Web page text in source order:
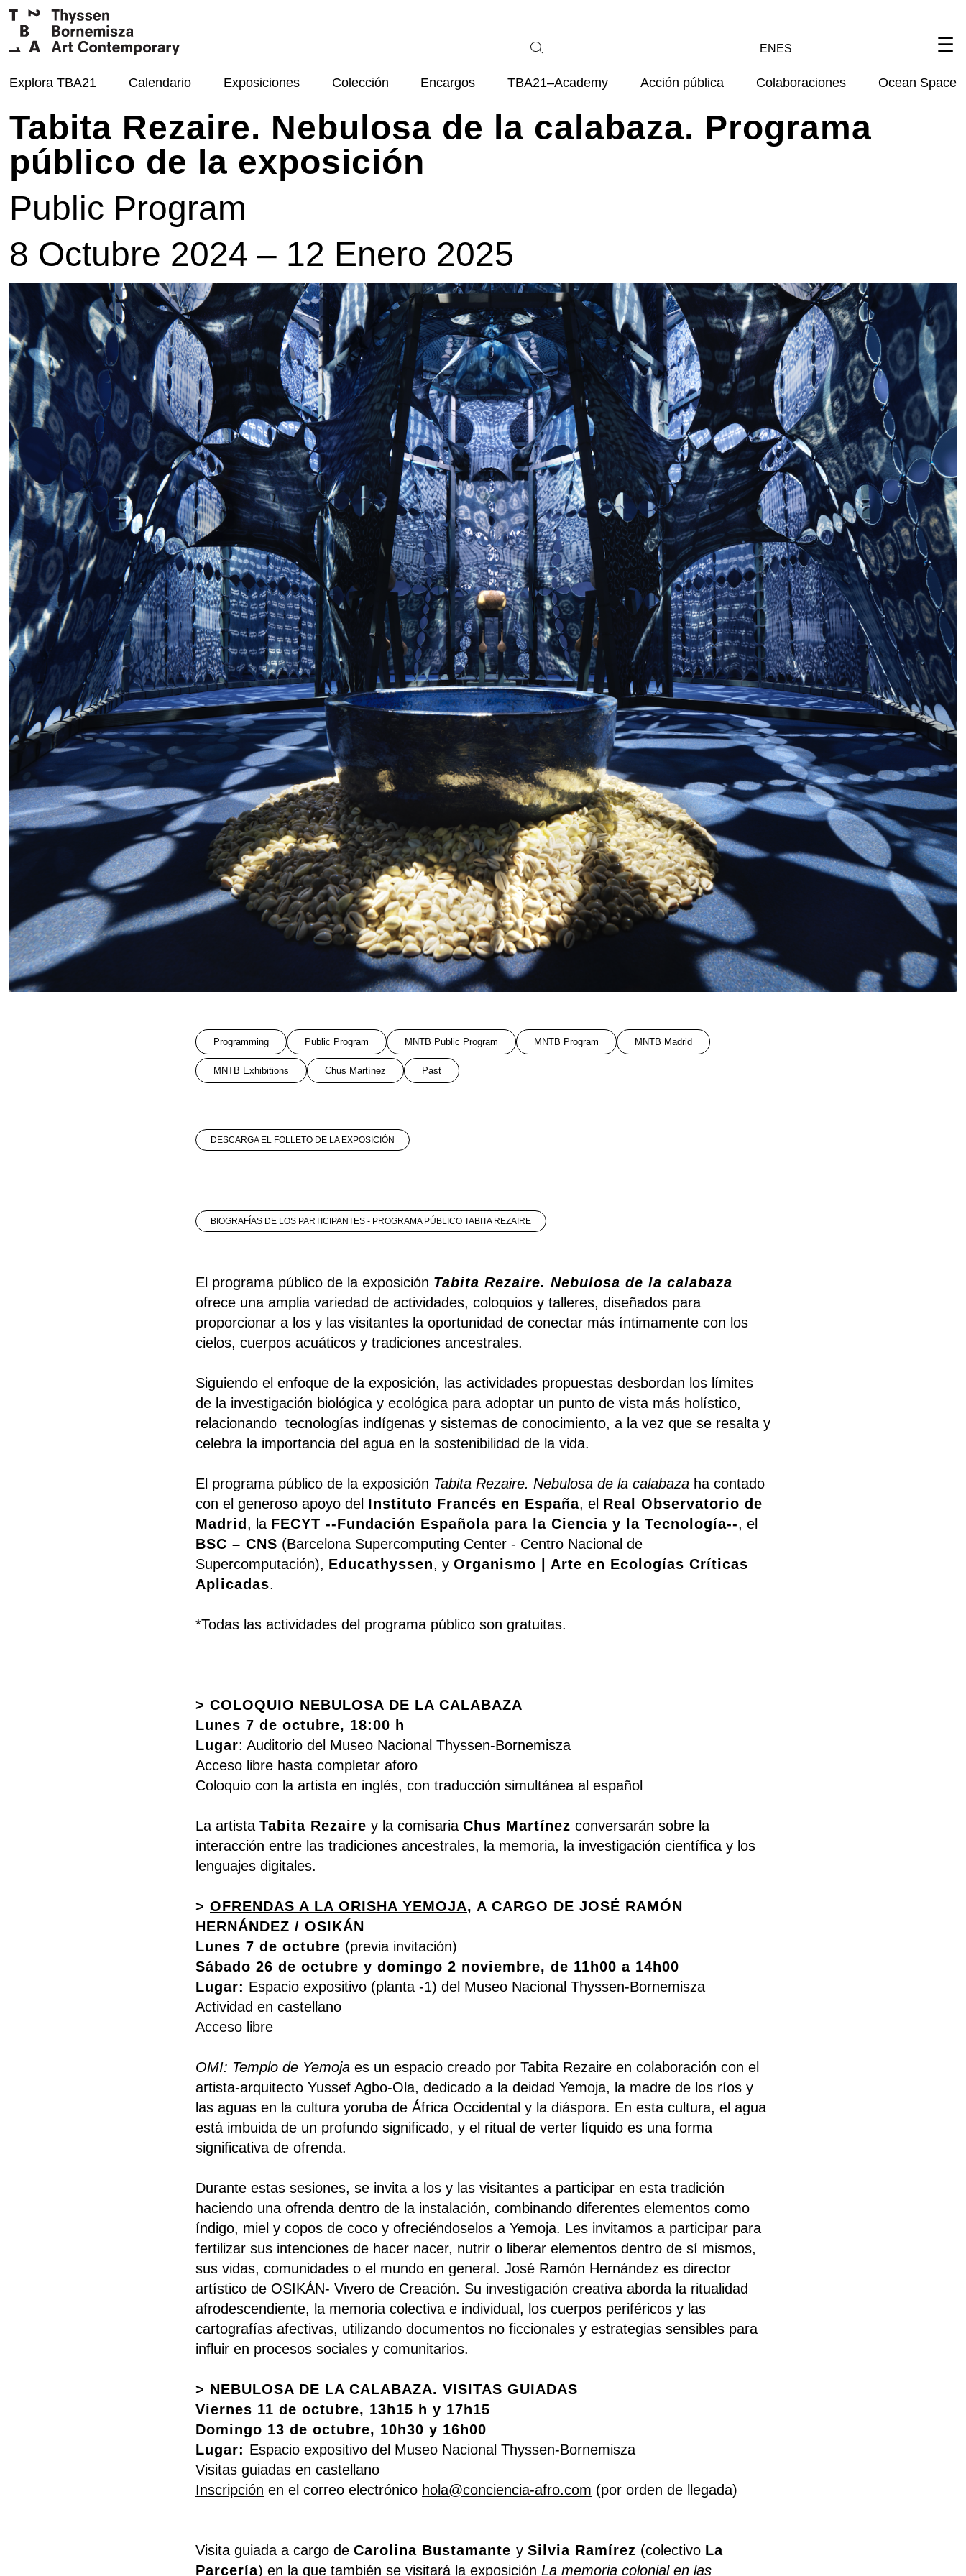
EN ES
Explora TBA21 Calendario Exposiciones Colección Encargos TBA21–Academy Acción pública Colaboraciones Ocean Space
Tabita Rezaire. Nebulosa de la calabaza. Programa
público de la exposición
Public Program
8 Octubre 2024 – 12 Enero 2025
Programming Public Program MNTB Public Program MNTB Program MNTB Madrid
MNTB Exhibitions Chus Martínez Past
DESCARGA EL FOLLETO DE LA EXPOSICIÓN
BIOGRAFÍAS DE LOS PARTICIPANTES - PROGRAMA PÚBLICO TABITA REZAIRE
El programa público de la exposición Tabita Rezaire. Nebulosa de la calabaza
ofrece una amplia variedad de actividades, coloquios y talleres, diseñados para
proporcionar a los y las visitantes la oportunidad de conectar más íntimamente con los
cielos, cuerpos acuáticos y tradiciones ancestrales.
Siguiendo el enfoque de la exposición, las actividades propuestas desbordan los límites
de la investigación biológica y ecológica para adoptar un punto de vista más holístico,
relacionando tecnologías indígenas y sistemas de conocimiento, a la vez que se resalta y
celebra la importancia del agua en la sostenibilidad de la vida.
El programa público de la exposición Tabita Rezaire. Nebulosa de la calabaza ha contado
con el generoso apoyo del Instituto Francés en España, el Real Observatorio de
Madrid , la FECYT --Fundación Española para la Ciencia y la Tecnología--, el
BSC – CNS (Barcelona Supercomputing Center - Centro Nacional de
Supercomputación), Educathyssen, y Organismo | Arte en Ecologías Críticas
Aplicadas.
*Todas las actividades del programa público son gratuitas.
> COLOQUIO NEBULOSA DE LA CALABAZA
Lunes 7 de octubre, 18:00 h
Lugar: Auditorio del Museo Nacional Thyssen-Bornemisza
Acceso libre hasta completar aforo
Coloquio con la artista en inglés, con traducción simultánea al español
La artista Tabita Rezaire y la comisaria Chus Martínez conversarán sobre la
interacción entre las tradiciones ancestrales, la memoria, la investigación científica y los
lenguajes digitales.
> OFRENDAS A LA ORISHA YEMOJA, A CARGO DE JOSÉ RAMÓN
HERNÁNDEZ / OSIKÁN
Lunes 7 de octubre (previa invitación)
Sábado 26 de octubre y domingo 2 noviembre, de 11h00 a 14h00
Lugar: Espacio expositivo (planta -1) del Museo Nacional Thyssen-Bornemisza
Actividad en castellano
Acceso libre
OMI: Templo de Yemoja es un espacio creado por Tabita Rezaire en colaboración con el
artista-arquitecto Yussef Agbo-Ola, dedicado a la deidad Yemoja, la madre de los ríos y
las aguas en la cultura yoruba de África Occidental y la diáspora. En esta cultura, el agua
está imbuida de un profundo significado, y el ritual de verter líquido es una forma
significativa de ofrenda.
Durante estas sesiones, se invita a los y las visitantes a participar en esta tradición
haciendo una ofrenda dentro de la instalación, combinando diferentes elementos como
índigo, miel y copos de coco y ofreciéndoselos a Yemoja. Les invitamos a participar para
fertilizar sus intenciones de hacer nacer, nutrir o liberar elementos dentro de sí mismos,
sus vidas, comunidades o el mundo en general. José Ramón Hernández es director
artístico de OSIKÁN- Vivero de Creación. Su investigación creativa aborda la ritualidad
afrodescendiente, la memoria colectiva e individual, los cuerpos periféricos y las
cartografías afectivas, utilizando documentos no ficcionales y estrategias sensibles para
influir en procesos sociales y comunitarios.
> NEBULOSA DE LA CALABAZA. VISITAS GUIADAS
Viernes 11 de octubre, 13h15 h y 17h15
Domingo 13 de octubre, 10h30 y 16h00
Lugar: Espacio expositivo del Museo Nacional Thyssen-Bornemisza
Visitas guiadas en castellano
Inscripción en el correo electrónico hola@conciencia-afro.com (por orden de llegada)
Visita guiada a cargo de Carolina Bustamante y Silvia Ramírez (colectivo La
Parcería) en la que también se visitará la exposición La memoria colonial en las